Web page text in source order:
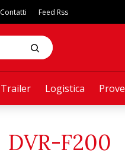
Trailer Logistica Prove
Contatti Feed Rss
DVR-F200